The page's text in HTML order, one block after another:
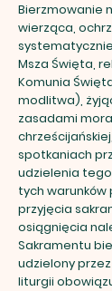
Bierzmowanie
wierząca,
Msza Święta,
Komunia
modlitwa),
zasadami
spotkaniach
udzielenia
tych warunków
przyjęcia
osiągnięcia
Sakramentu
udzielony przez
liturgii